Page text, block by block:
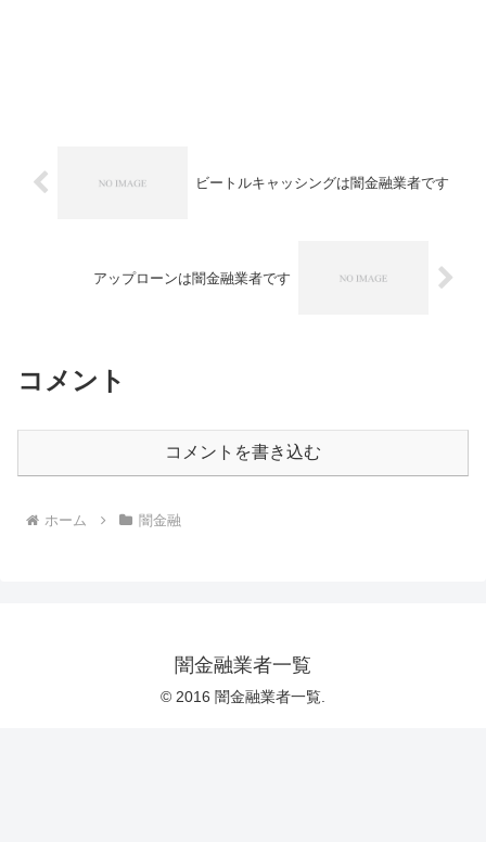
ビートルキャッシングは闇金融業者です
アップローンは闇金融業者です
コメント
コメントを書き込む
ホーム 闇金融
闇金融業者一覧
© 2016 闇金融業者一覧.